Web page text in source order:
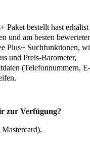
Paket bestellt hast erhältst
und am besten
Plus+ Suchfunktionen,
und Preis-Barometer,
(Telefonnummern, E-
zur Verfügung?